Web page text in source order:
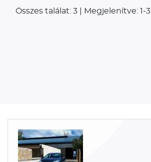
Összes találat: 3 | Megjelenítve: 1-3